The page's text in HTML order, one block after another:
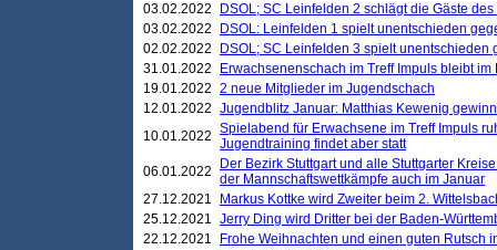
03.02.2022
DSOL; SC Leinfelden 2 schlägt die Gäste
03.02.2022
DSOL: Leinfelden 1 spielt unentschieden
02.02.2022
DSOL; SC Leinfelden 3 spielt unentschieden
31.01.2022
Erwachsenenschach im Treff Impuls bleibt
19.01.2022 2 neue Mitglieder im Jugendschach
12.01.2022 Jugendblitz Januar: Matthias Kewenig
10.01.2022 Spielabend für Erwachsene im Treff Impuls
Jugendtraining findet aber statt
06.01.2022
Der Bezirk Stuttgart und alle Stuttgarter
der Mannschaftswettkämpfe auch im Januar
27.12.2021
Markus Kottke wird Zweiter beim 2.
25.12.2021 Jerry Ding wird Dritter bei der Baden-
22.12.2021
Frohe Weihnachten und einen guten Rutsch